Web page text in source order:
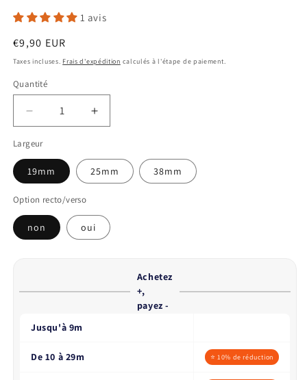
1 avis
Prix
habituel
€9,90 EUR
Taxes incluses. Frais d'expédition calculés à l'étape de paiement.
Quantité
Réduire
la
quantité
de
Sangle
imprimée
–
Marbrure
Augmenter
la
de
Sangle
–
Marbrure
Largeur
19mm 25mm 38mm
Option recto/verso
non oui
Achetez
+,
payez -
Jusqu'à 9m
De 10 à 29m ⭐ 10% de réduction